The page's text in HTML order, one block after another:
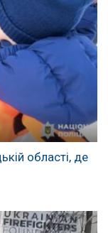
області, де